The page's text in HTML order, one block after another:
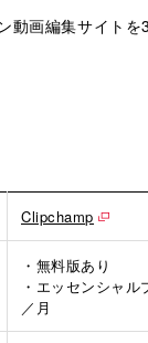
動画編集サイト
Clipchamp
・無料版あり
・エッセンシャ
／月